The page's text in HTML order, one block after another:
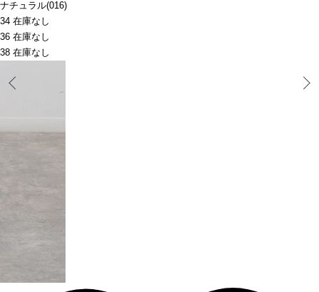
ナチュラル(016)
34 在庫なし
36 在庫なし
38 在庫なし